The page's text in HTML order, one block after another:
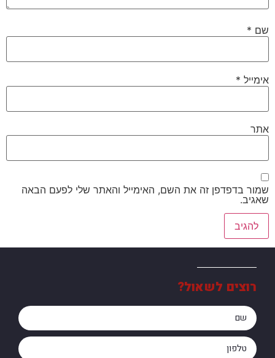
שם *
אימייל *
אתר
שמור בדפדפן זה את השם, האימייל והאתר שלי לפעם הבאה
שאגיב.
רוצים לשאול?